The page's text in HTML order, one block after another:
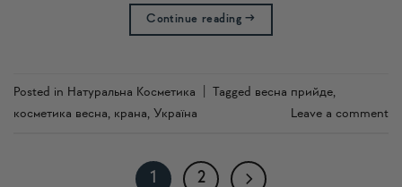
Continue reading→
Posted in Натуральна Косметика Tagged весна прийде,
косметика весна, крана, Україна Leave a comment
1 2